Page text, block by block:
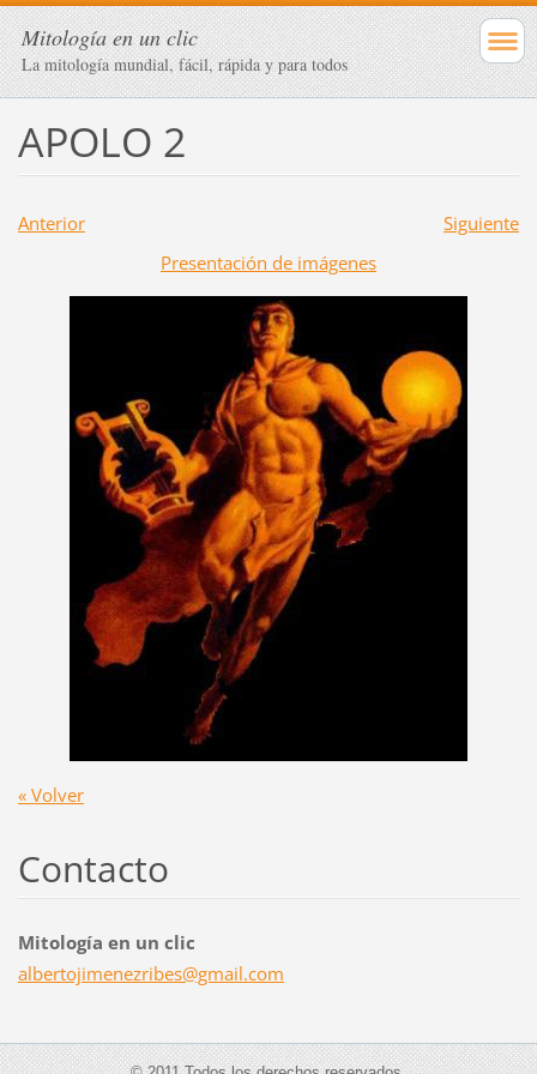
Mitología en un clic
La mitología mundial, fácil, rápida y para todos
APOLO 2
Anterior
Siguiente
Presentación de imágenes
« Volver
Contacto
Mitología en un clic
albertojimenezribes@gmail.com